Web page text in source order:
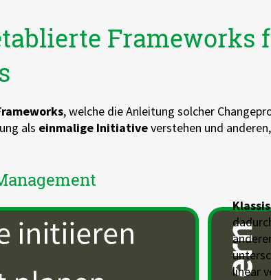
Frameworks
, welche die Anleitung solcher
als einmalige Initiativeverstehen und
linear